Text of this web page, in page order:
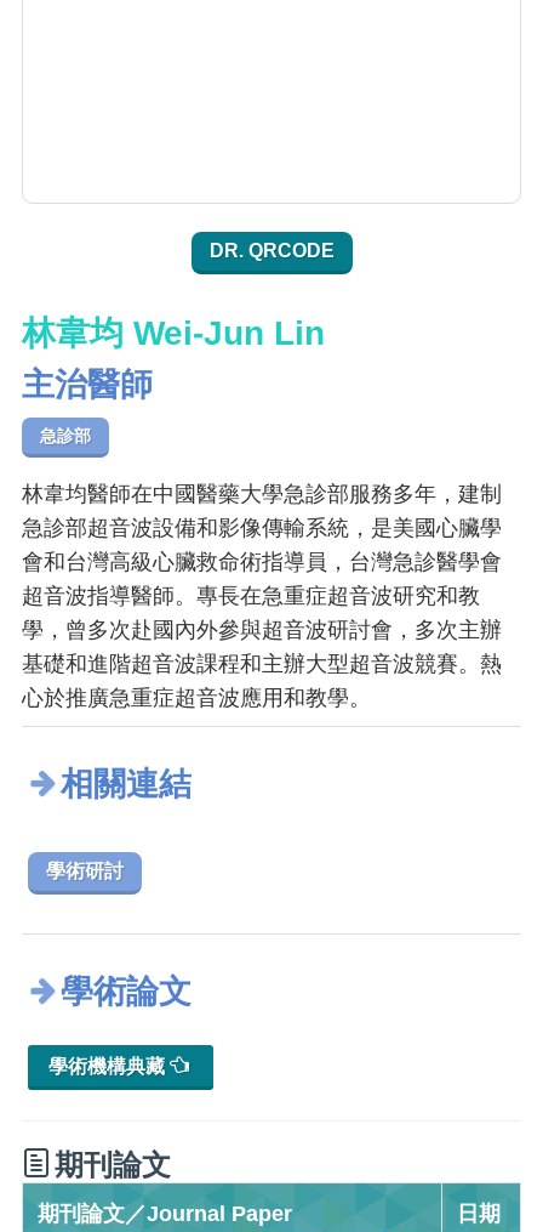
DR. QRCODE
林韋均 Wei-Jun Lin
主治醫師
急診部
林韋均醫師在中國醫藥大學急診部服務多年，建制
急診部超音波設備和影像傳輸系統，是美國心臟學
會和台灣高級心臟救命術指導員，台灣急診醫學會
超音波指導醫師。專長在急重症超音波研究和教
學，曾多次赴國內外參與超音波研討會，多次主辦
基礎和進階超音波課程和主辦大型超音波競賽。熱
心於推廣急重症超音波應用和教學。
相關連結
學術研討
學術論文
學術機構典藏
期刊論文
期刊論文／Journal Paper
日期